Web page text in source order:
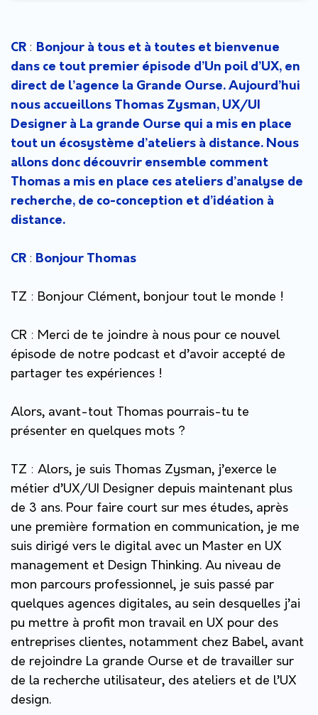
CR : Bonjour à tous et à toutes et bienvenue
dans ce tout premier épisode d’Un poil d’UX, en
direct de l’agence la Grande Ourse. Aujourd’hui
nous accueillons Thomas Zysman, UX/UI
Designer à La grande Ourse qui a mis en place
tout un écosystème d’ateliers à distance. Nous
allons donc découvrir ensemble comment
Thomas a mis en place ces ateliers d’analyse de
recherche, de co-conception et d’idéation à
distance.
CR : Bonjour Thomas
TZ : Bonjour Clément, bonjour tout le monde !
CR : Merci de te joindre à nous pour ce nouvel
épisode de notre podcast et d’avoir accepté de
partager tes expériences !
Alors, avant-tout Thomas pourrais-tu te
présenter en quelques mots ?
TZ : Alors, je suis Thomas Zysman, j’exerce le
métier d’UX/UI Designer depuis maintenant plus
de 3 ans. Pour faire court sur mes études, après
une première formation en communication, je me
suis dirigé vers le digital avec un Master en UX
management et Design Thinking. Au niveau de
mon parcours professionnel, je suis passé par
quelques agences digitales, au sein desquelles j’ai
pu mettre à profit mon travail en UX pour des
entreprises clientes, notamment chez Babel, avant
de rejoindre La grande Ourse et de travailler sur
de la recherche utilisateur, des ateliers et de l’UX
design.